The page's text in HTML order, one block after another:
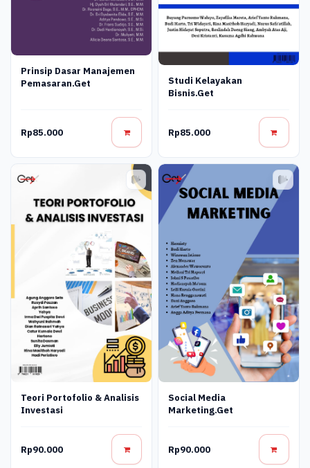
Prinsip Dasar Manajemen
Pemasaran.get
Rp85.000
Studi Kelayakan
Bisnis.get
Rp85.000
Teori Portofolio & Analisis
Investasi
Rp90.000
Social Media
Marketing.get
Rp90.000